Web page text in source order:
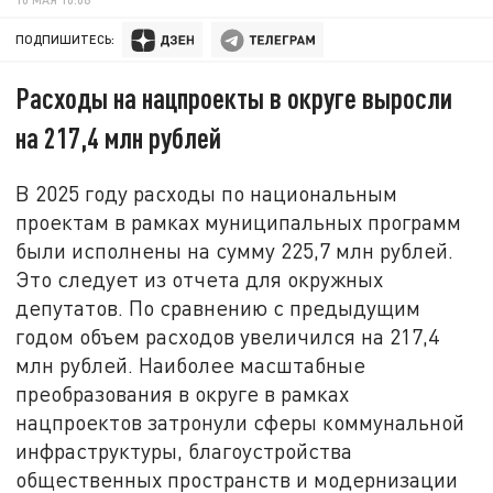
ПОДПИШИТЕСЬ:
Расходы на нацпроекты в округе выросли
на 217,4 млн рублей
В 2025 году расходы по национальным
проектам в рамках муниципальных программ
были исполнены на сумму 225,7 млн рублей.
Это следует из отчета для окружных
депутатов. По сравнению с предыдущим
годом объем расходов увеличился на 217,4
млн рублей. Наиболее масштабные
преобразования в округе в рамках
нацпроектов затронули сферы коммунальной
инфраструктуры, благоустройства
общественных пространств и модернизации